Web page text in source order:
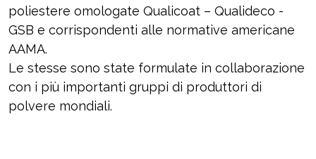
poliestere omologate Qualicoat – Qualideco -
GSB e corrispondenti alle normative americane
AAMA.
Le stesse sono state formulate in collaborazione
con i più importanti gruppi di produttori di
polvere mondiali.